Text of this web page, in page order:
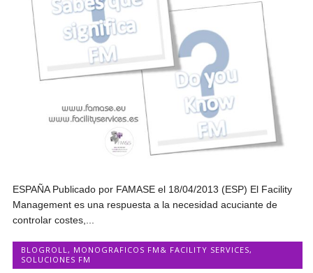
ESPAÑA Publicado por FAMASE el 18/04/2013 (ESP) El Facility
Management es una respuesta a la necesidad acuciante de
controlar costes,...
BLOGROLL , MONOGRAFICOS FM& FACILITY SERVICES,
SOLUCIONES FM